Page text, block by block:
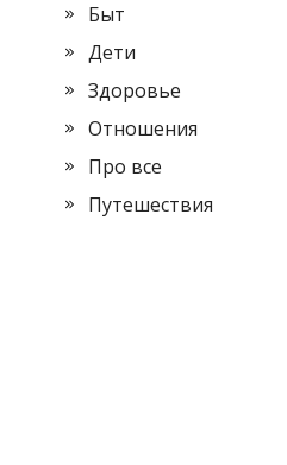
Быт
Дети
Здоровье
Отношения
Про все
Путешествия